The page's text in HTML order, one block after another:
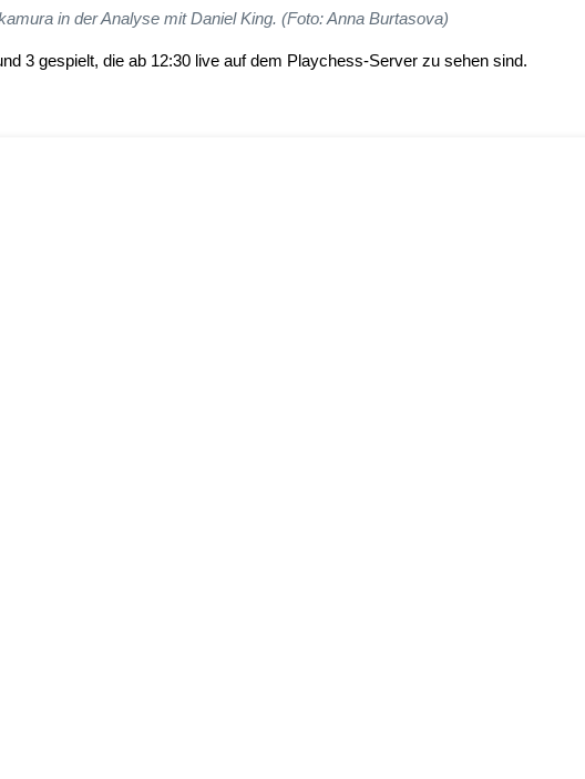
in der Analyse mit Daniel King. (Foto: Anna Burtasova)
3 gespielt, die ab 12:30 live auf dem Playchess-Server zu sehen sind.